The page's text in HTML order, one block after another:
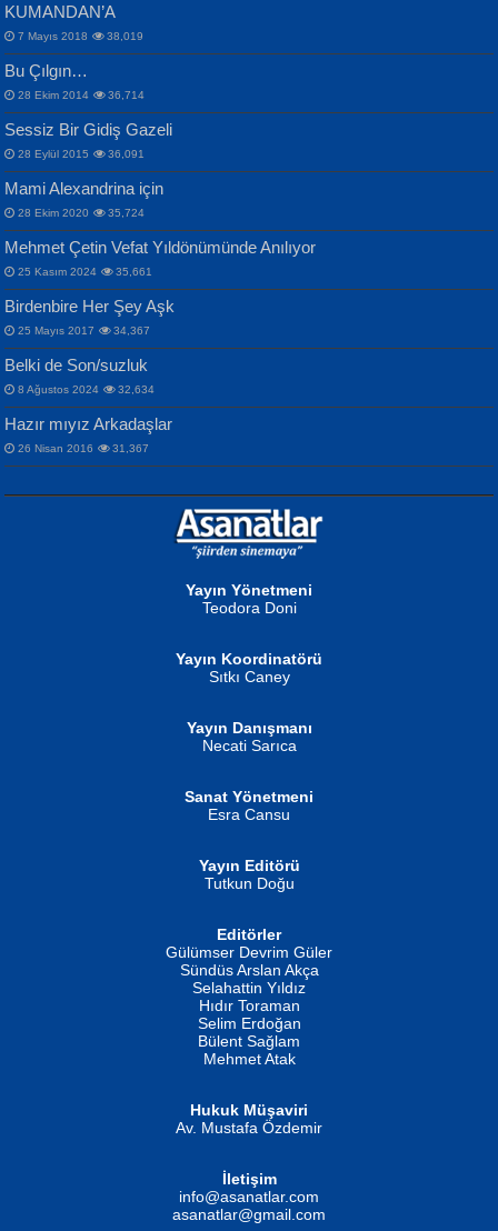
İPEK ACAR SERT
Gazze’nin Şecaati, Ümmetin İmtihanı...
MAHMUT GÜRBÜZ
İbrahim Olmak ve Bitirebilmek...
NURAN KÖSE BAYDAR
İSMAİL OKUTAN
Erkeklerin Kahrolması Ne Demektir
Selahattin Yıldız
İdrakimle Üşürken...
Songül Özel
Mahzen...
Ben Deniz Değilim ki...
Evvel Zaman Tanrıçası...
ERDEM BAYAZIT
Sana, Bana, Vatanıma, Ülkemin
İnsanlarına Dair...
NAZIM HİKMET RAN
Bir Cezaevinde, Tecritteki Adamın
Mektupları...
KUMANDAN’A
7 Mayıs 2018 38,019
Bu Çılgın…
28 Ekim 2014 36,714
Sessiz Bir Gidiş Gazeli
28 Eylül 2015 36,091
Mami Alexandrina için
28 Ekim 2020 35,724
Mehmet Çetin Vefat Yıldönümünde Anılıyor
25 Kasım 2024 35,661
Birdenbire Her Şey Aşk
25 Mayıs 2017 34,367
Belki de Son/suzluk
8 Ağustos 2024 32,634
Hazır mıyız Arkadaşlar
26 Nisan 2016 31,367
Yayın Yönetmeni
Teodora Doni
Yayın Koordinatörü
Sıtkı Caney
Yayın Danışmanı
Necati Sarıca
Sanat Yönetmeni
Esra Cansu
Yayın Editörü
Tutkun Doğu
Editörler
Gülümser Devrim Güler
Sündüs Arslan Akça
Selahattin Yıldız
Hıdır Toraman
Selim Erdoğan
Bülent Sağlam
Mehmet Atak
Hukuk Müşaviri
Av. Mustafa Özdemir
İletişim
info@asanatlar.com
asanatlar@gmail.com